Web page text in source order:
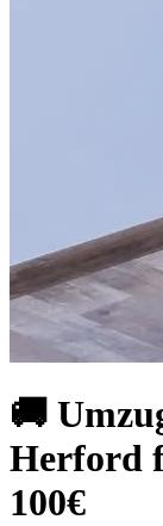
🚚
Herford
100€